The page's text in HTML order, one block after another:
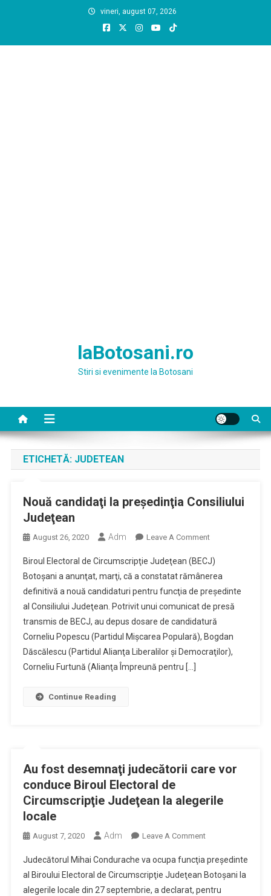
vineri, august 07, 2026
laBotosani.ro
Stiri si evenimente la Botosani
ETICHETĂ: JUDETEAN
Nouă candidaţi la preşedinţia Consiliului
Judeţean
August 26, 2020 Adm Leave A CommentOn
Candidaţi
La
Preşedinţia
Consiliului
Judeţean
Biroul Electoral de Circumscripţie Judeţean (BECJ)
Botoşani a anunţat, marţi, că a constatat rămânerea
definitivă a nouă candidaturi pentru funcţia de preşedinte
al Consiliului Judeţean. Potrivit unui comunicat de presă
transmis de BECJ, au depus dosare de candidatură
Corneliu Popescu (Partidul Mişcarea Populară), Bogdan
Dăscălescu (Partidul Alianţa Liberalilor şi Democraţilor),
Corneliu Furtună (Alianţa Împreună pentru […]
Continue Reading
Au fost desemnaţi judecătorii care vor
conduce Biroul Electoral de
Circumscripţie Judeţean la alegerile
locale
August 7, 2020 Adm Leave A CommentOn
Fost
Desemnaţi
Judecătorii
Judecătorul Mihai Condurache va ocupa funcţia preşedinte
al Biroului Electoral de Circumscripţie Judeţean Botoşani la
alegerile locale din 27 septembrie, a declarat, pentru